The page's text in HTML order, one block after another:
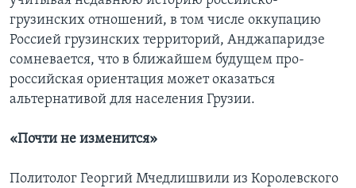
грузинских отношений, в том числе оккупацию
Россией грузинских территорий, Анджапаридзе
сомневается, что в ближайшем будущем про-
российская ориентация может оказаться
альтернативой для населения Грузии.
«Почти не изменится»
Политолог Георгий Мчедлишвили из Королевского